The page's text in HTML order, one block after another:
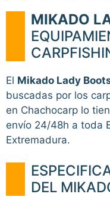
MIKADO
El Mikado Lady
buscadas por los
en Chachocarp lo
envío 24/48h a toda
Extremadura.
DEL